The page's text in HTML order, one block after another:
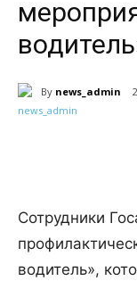
By news_admin
Сотрудники
водитель»,